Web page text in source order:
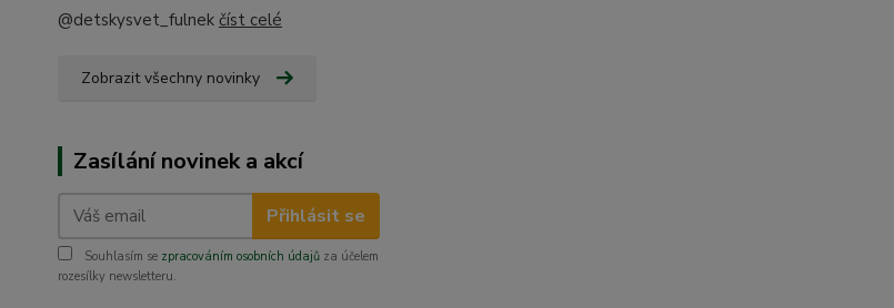
@detskysvet_fulnek číst celé
Zobrazit všechny novinky
Zasílání novinek a akcí
Přihlásit se
Souhlasím se zpracováním osobních údajů za účelem
rozesílky newsletteru.